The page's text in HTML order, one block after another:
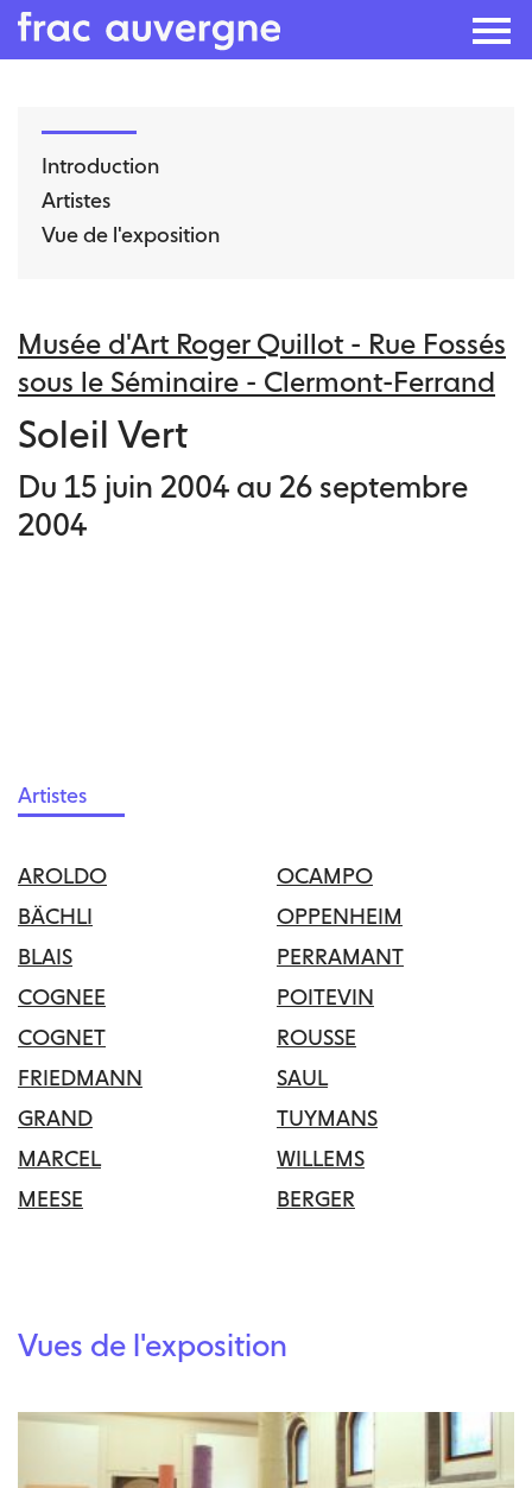
content
Introduction
Artistes
Vue de l'exposition
Musée d'Art Roger Quillot - Rue Fossés
sous le Séminaire - Clermont-Ferrand
Soleil Vert
Du 15 juin 2004 au 26 septembre
2004
Artistes
AROLDO
BÄCHLI
BLAIS
COGNEE
COGNET
FRIEDMANN
GRAND
MARCEL
MEESE
OCAMPO
OPPENHEIM
PERRAMANT
POITEVIN
ROUSSE
SAUL
TUYMANS
WILLEMS
BERGER
Vues de l'exposition